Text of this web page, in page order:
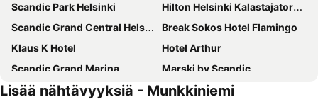
Scandic Park Helsinki
Hilton Helsinki Kalastajatorppa
Scandic Grand Central Helsinki
Break Sokos Hotel Flamingo
Klaus K Hotel
Hotel Arthur
Scandic Grand Marina
Marski by Scandic
Clarion Hotel Helsinki
Scandic Helsinki Aviapolis
Lisää nähtävyyksiä - Munkkiniemi